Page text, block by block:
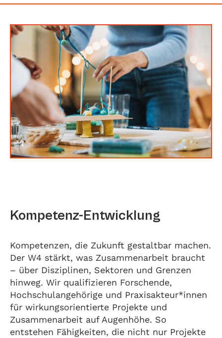
Kompetenz-Entwicklung
Kompetenzen, die Zukunft gestaltbar machen.
Der W4 stärkt, was Zusammenarbeit braucht
– über Disziplinen, Sektoren und Grenzen
hinweg. Wir qualifizieren Forschende,
Hochschulangehörige und Praxisakteur*innen
für wirkungsorientierte Projekte und
Zusammenarbeit auf Augenhöhe. So
entstehen Fähigkeiten, die nicht nur Projekte